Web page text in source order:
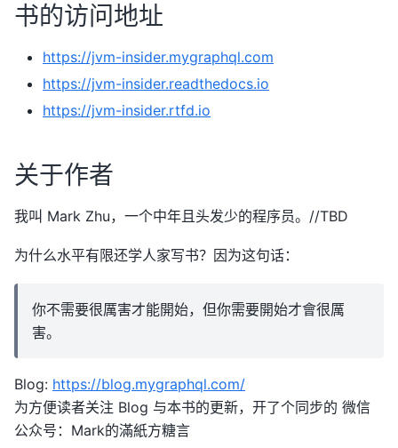
书的访问地址
https://jvm-insider.mygraphql.com
https://jvm-insider.readthedocs.io
https://jvm-insider.rtfd.io
关于作者
我叫 Mark Zhu，一个中年且头发少的程序员。//TBD
为什么水平有限还学人家写书？因为这句话：
你不需要很厲害才能開始，但你需要開始才會很厲
害。
Blog: https://blog.mygraphql.com/
为方便读者关注 Blog 与本书的更新，开了个同步的 微信
公众号：Mark的滿紙方糖言